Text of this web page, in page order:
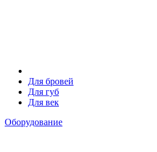
Для бровей
Для губ
Для век
Оборудование